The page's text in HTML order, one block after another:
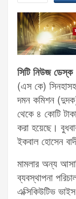
সিটি নিউজ
(এস কে) সিনহাসহ
দমন কমিশন
থেকে ৪ কোটি
করা হয়েছে।
ইকবাল হোসেন
মামলার অন্য
ব্যবস্থাপনা
এক্সিকিউটিভ